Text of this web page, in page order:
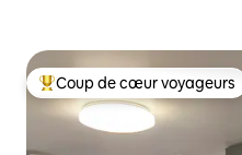
Coup de cœur voyageurs
Coup de cœur voyageurs